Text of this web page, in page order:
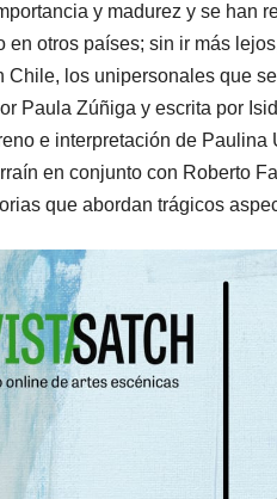
y madurez y se han
en otros países; sin ir más
Chile, los unipersonales que
Paula Zúñiga y escrita por
e interpretación de Paulina
en conjunto con Roberto
que abordan trágicos